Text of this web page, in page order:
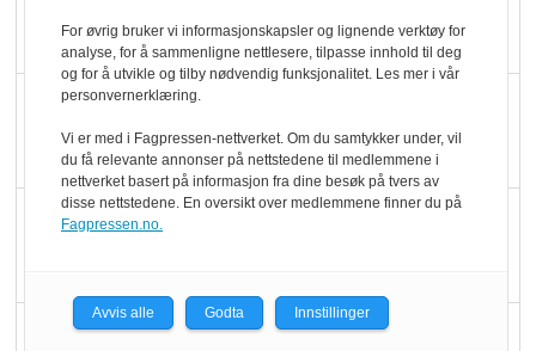
velger ladestopp
Ti bensinstasjoner
legger ned hver måned
Potetball, kylling og 98
KBS-bransjen i
For øvrig bruker vi informasjonskapsler og lignende verktøy for
analyse, for å sammenligne nettlesere, tilpasse innhold til deg
og for å utvikle og tilby nødvendig funksjonalitet. Les mer i vår
personvernerklæring.
Vi er med i Fagpressen-nettverket. Om du samtykker under, vil
du få relevante annonser på nettstedene til medlemmene i
nettverket basert på informasjon fra dine besøk på tvers av
disse nettstedene. En oversikt over medlemmene finner du på
Fagpressen.no.
Avvis alle Godta Innstillinger